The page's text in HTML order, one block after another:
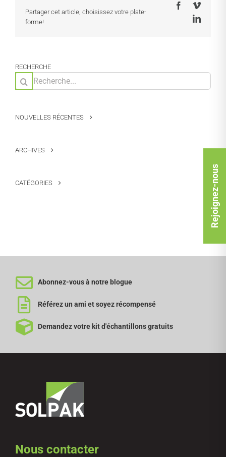
Partager cet article, choisissez votre plate-
forme!
FacebookVimeo
RECHERCHE
Rechercher:
NOUVELLES RÉCENTES
ARCHIVES
CATÉGORIES Rejoignez-nous
Abonnez-vous à notre blogue
Référez un ami et soyez récompensé
Demandez votre kit d'échantillons gratuits
Nous contacter